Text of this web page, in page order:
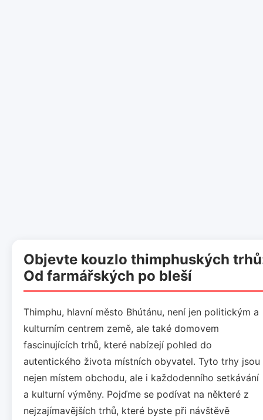
Objevte kouzlo thimphuských
Od farmářských po bleší
Thimphu, hlavní město Bhútánu, není jen politickým a
kulturním centrem země, ale také domovem
fascinujících trhů, které nabízejí pohled do
autentického života místních obyvatel. Tyto trhy jsou
nejen místem obchodu, ale i každodenního setkávání
a kulturní výměny. Pojďme se podívat na některé z
nejzajímavějších trhů, které byste při návštěvě